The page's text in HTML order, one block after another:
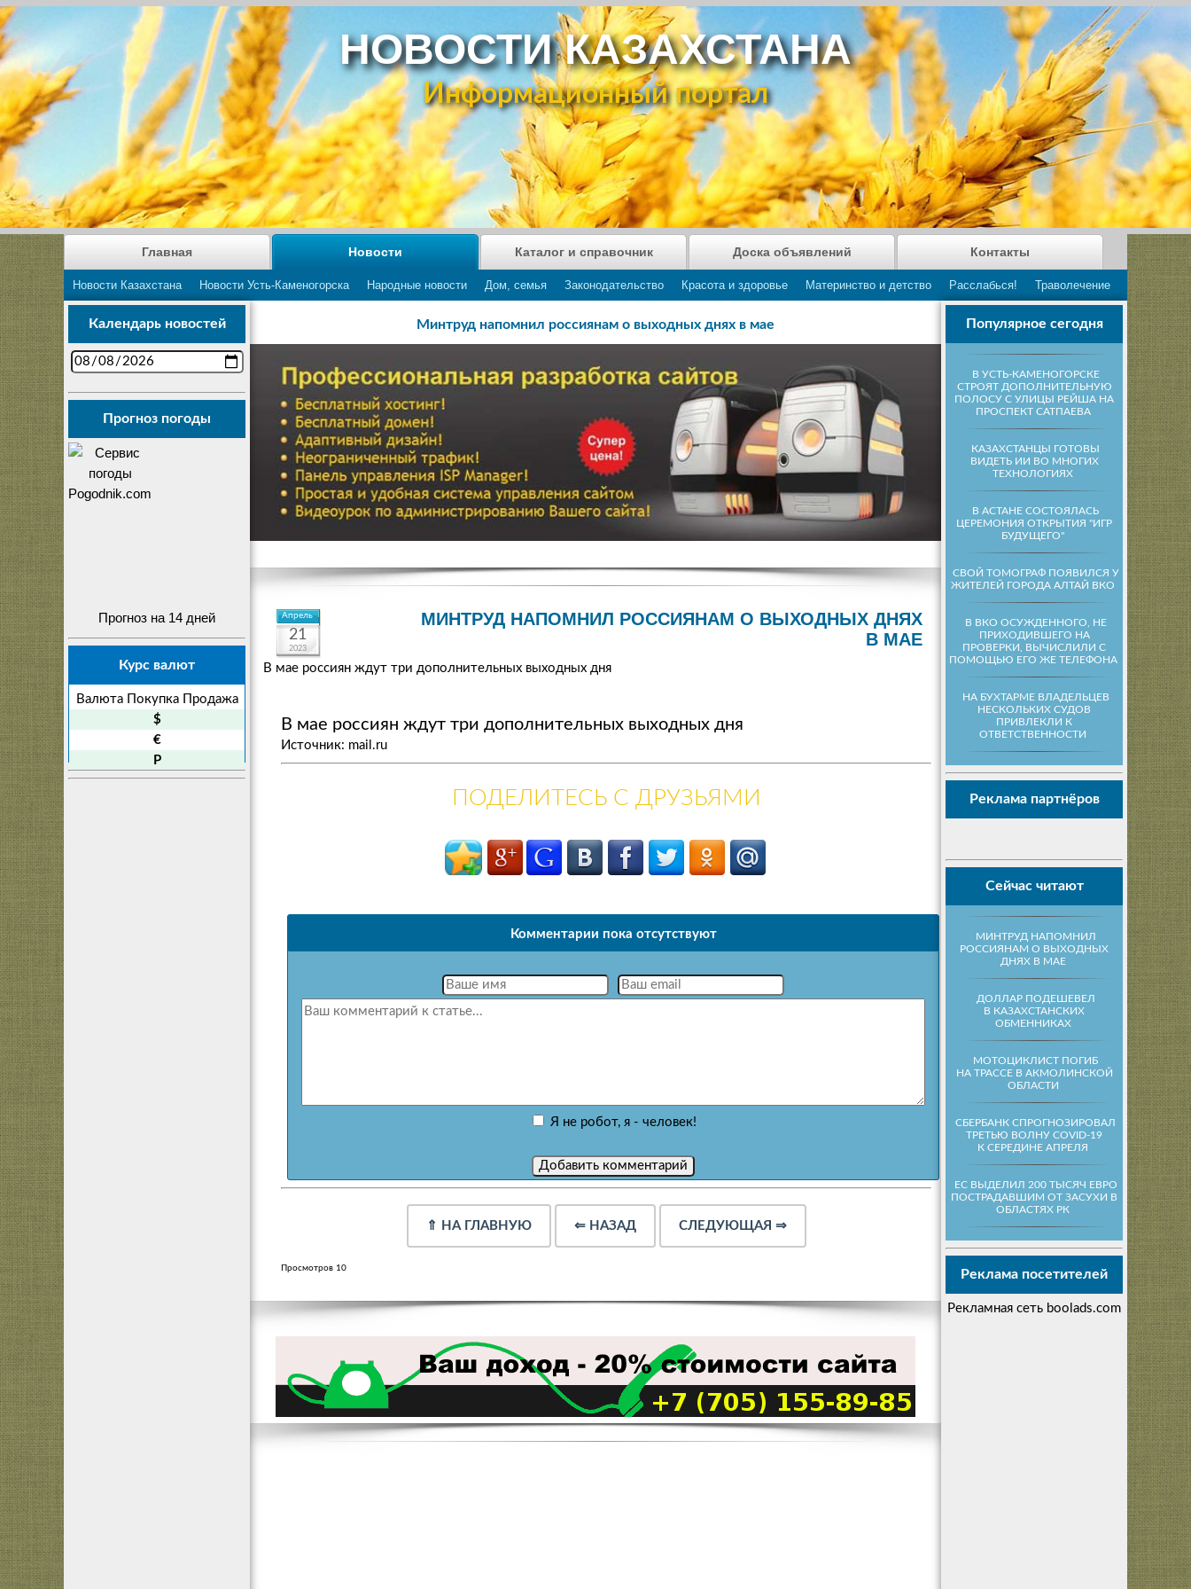
НОВОСТИ КАЗАХСТАНА
Информационный портал
Главная Новости
Новости Казахстана Новости Усть-Каменогорска Народные новости Дом, семья Законодательство Красота и здоровье Материнство и детство Расслабься! Траволечение
Каталог и справочник Доска объявлений Контакты
Популярное сегодня
В УСТЬ-КАМЕНОГОРСКЕ
СТРОЯТ ДОПОЛНИТЕЛЬНУЮ
ПОЛОСУ С УЛИЦЫ РЕЙША НА
ПРОСПЕКТ САТПАЕВА
КАЗАХСТАНЦЫ ГОТОВЫ
ВИДЕТЬ ИИ ВО МНОГИХ
ТЕХНОЛОГИЯХ
В АСТАНЕ СОСТОЯЛАСЬ
ЦЕРЕМОНИЯ ОТКРЫТИЯ "ИГР
БУДУЩЕГО"
СВОЙ ТОМОГРАФ ПОЯВИЛСЯ У
ЖИТЕЛЕЙ ГОРОДА АЛТАЙ ВКО
В ВКО ОСУЖДЕННОГО, НЕ
ПРИХОДИВШЕГО НА
ПРОВЕРКИ, ВЫЧИСЛИЛИ С
ПОМОЩЬЮ ЕГО ЖЕ ТЕЛЕФОНА
НА БУХТАРМЕ ВЛАДЕЛЬЦЕВ
НЕСКОЛЬКИХ СУДОВ
ПРИВЛЕКЛИ К
ОТВЕТСТВЕННОСТИ
Реклама партнёров
Сейчас читают
МИНТРУД НАПОМНИЛ
РОССИЯНАМ О ВЫХОДНЫХ
ДНЯХ В МАЕ
ДОЛЛАР ПОДЕШЕВЕЛ
В КАЗАХСТАНСКИХ
ОБМЕННИКАХ
МОТОЦИКЛИСТ ПОГИБ
НА ТРАССЕ В АКМОЛИНСКОЙ
ОБЛАСТИ
СБЕРБАНК СПРОГНОЗИРОВАЛ
ТРЕТЬЮ ВОЛНУ COVID-19
К СЕРЕДИНЕ АПРЕЛЯ
ЕС ВЫДЕЛИЛ 200 ТЫСЯЧ ЕВРО
ПОСТРАДАВШИМ ОТ ЗАСУХИ В
ОБЛАСТЯХ РК
Реклама посетителей
Рекламная сеть boolads.com
Календарь новостей
Прогноз погоды
Прогноз на 14 дней
Курс валют
Валюта Покупка
Продажа
$
€
P
Минтруд напомнил россиянам о выходных днях в мае
Апрель
21
2023
МИНТРУД НАПОМНИЛ РОССИЯНАМ О ВЫХОДНЫХ ДНЯХ
В МАЕ
В мае россиян ждут три дополнительных выходных дня
В мае россиян ждут три дополнительных выходных дня
Источник: mail.ru
ПОДЕЛИТЕСЬ С ДРУЗЬЯМИ
Комментарии пока отсутствуют
Я не робот, я - человек!
⇑ НА ГЛАВНУЮ ⇐ НАЗАД СЛЕДУЮЩАЯ ⇒
Просмотров 10